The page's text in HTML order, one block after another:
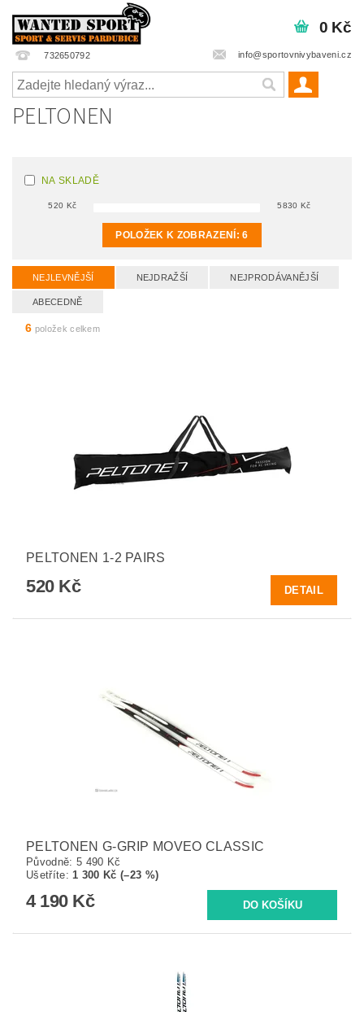
732650792 info@sportovnivybaveni.cz
0 Kč
PELTONEN
NA SKLADĚ
520 Kč 5830 Kč
POLOŽEK K ZOBRAZENÍ:6
NEJLEVNĚJŠÍ NEJDRAŽŠÍ NEJPRODÁVANĚJŠÍ
ABECEDNĚ
6 položek celkem
PELTONEN 1-2 PAIRS
520 Kč DETAIL
PELTONEN G-GRIP MOVEO CLASSIC
Původně: 5 490 Kč
Ušetříte:1 300 Kč (–23 %)
4 190 Kč